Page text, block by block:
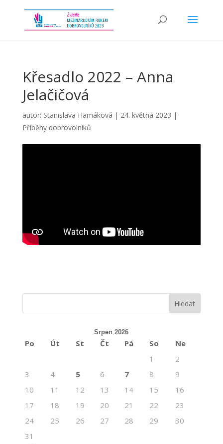
Křesadlo 2022 – Anna
Jelačičová
autor: Stanislava Hamáková | 24. května 2023 |
Příběhy dobrovolníků
Srpen 2026
Po Út St Čt Pá So
Ne
1
2
3
4 5 6 7 8
9
10
11 12 13 14 15
16
17
18 19 20 21 22
23
24
25 26 27 28 29
30
31